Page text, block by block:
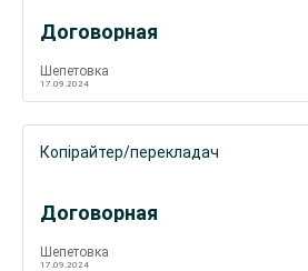
Договорная
Шепетовка
17.09.2024
Договорная
Копірайтер/перекладач
Шепетовка
17.09.2024